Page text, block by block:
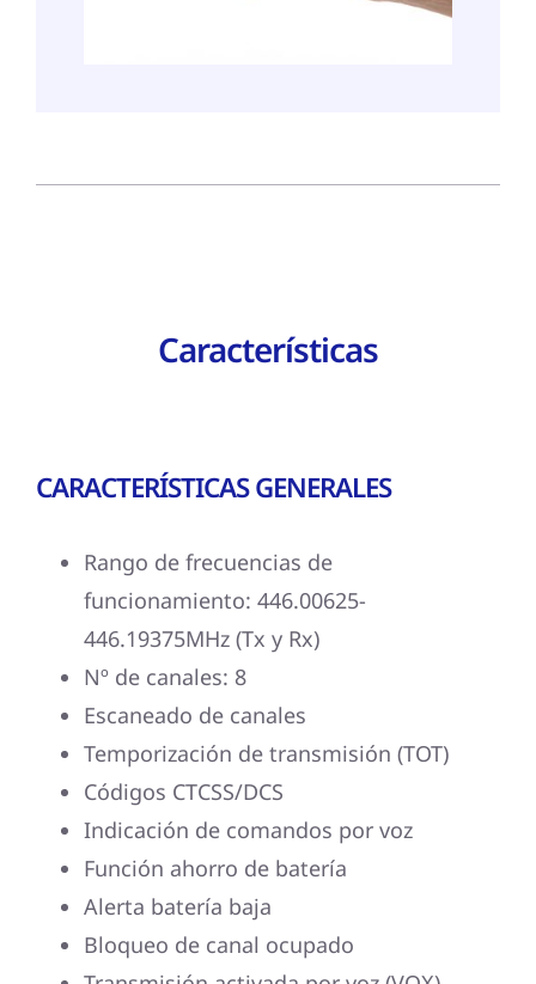
Características
CARACTERÍSTICAS GENERALES
Rango de frecuencias de
funcionamiento: 446.00625-
446.19375MHz (Tx y Rx)
Nº de canales: 8
Escaneado de canales
Temporización de transmisión (TOT)
Códigos CTCSS/DCS
Indicación de comandos por voz
Función ahorro de batería
Alerta batería baja
Bloqueo de canal ocupado